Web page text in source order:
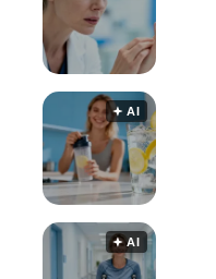
🟅 AI
🟅 AI